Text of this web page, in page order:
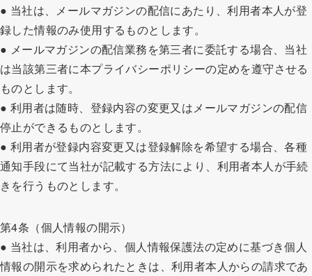
● 当社は、メールマガジンの配信にあたり、利用者本人が登
録した情報のみ使用するものとします。
● メールマガジンの配信業務を第三者に委託する場合、当社
は当該第三者に本プライバシーポリシーの定めを遵守させる
ものとします。
● 利用者は随時、登録内容の変更又はメールマガジンの配信
停止ができるものとします。
● 利用者が登録内容変更又は登録解除を希望する場合、各種
通知手段にて当社が記載する方法により、利用者本人が手続
きを行うものとします。
第4条（個人情報の開示）
● 当社は、利用者から、個人情報保護法の定めに基づき個人
情報の開示を求められたときは、利用者本人からの請求であ